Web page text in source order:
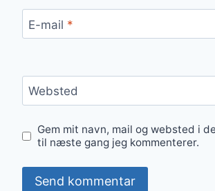
E-mail *
Websted
Gem mit navn, mail og websted i
til næste gang jeg kommenterer.